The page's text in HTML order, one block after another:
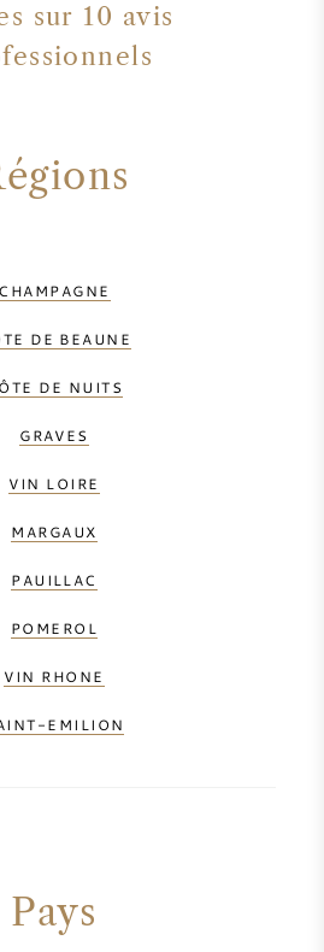
sur 10 avis
CHAMPAGNE
DE BEAUNE
DE NUITS
GRAVES
VIN LOIRE
MARGAUX
PAUILLAC
POMEROL
VIN RHONE
EMILION
Pays